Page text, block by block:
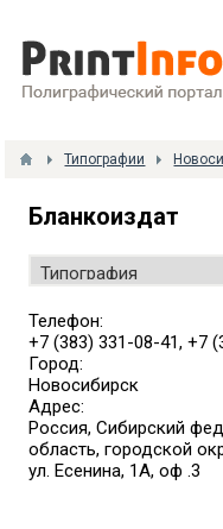
Типографии
Бланкоиздат
Телефон:
+7 (383) 331-08-41, +7
Город:
Новосибирск
Адрес:
Россия, Сибирский
область, городской
ул. Есенина, 1А, оф .3